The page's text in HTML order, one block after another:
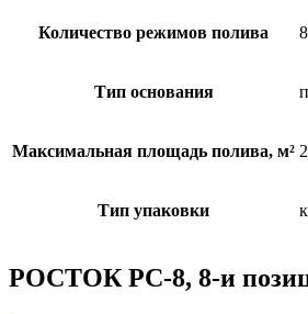
Количество режимов полива 8
Тип основания
Максимальная площадь полива, м²
Тип упаковки
РОСТОК РС-8, 8-и